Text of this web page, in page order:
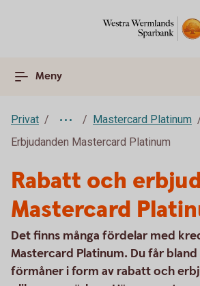
Meny
Privat
Mastercard Platinum
Erbjudanden Mastercard Platinum
Rabatt och
Mastercard
Det finns många fördelar med
Mastercard Platinum. Du får bland
förmåner i form av rabatt och